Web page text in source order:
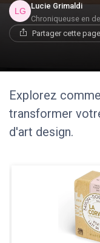
Lucie Grimaldi
Chroniqueuse en
Partager cette page
Explorez
transformer
d'art design.